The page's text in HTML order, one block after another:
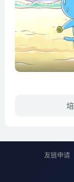
友链申请